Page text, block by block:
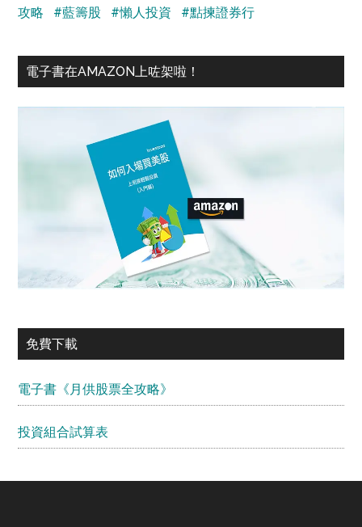
攻略
#藍籌股 #懶人投資 #點揀證券行
電子書在AMAZON上咗架啦！
免費下載
電子書《月供股票全攻略》
投資組合試算表